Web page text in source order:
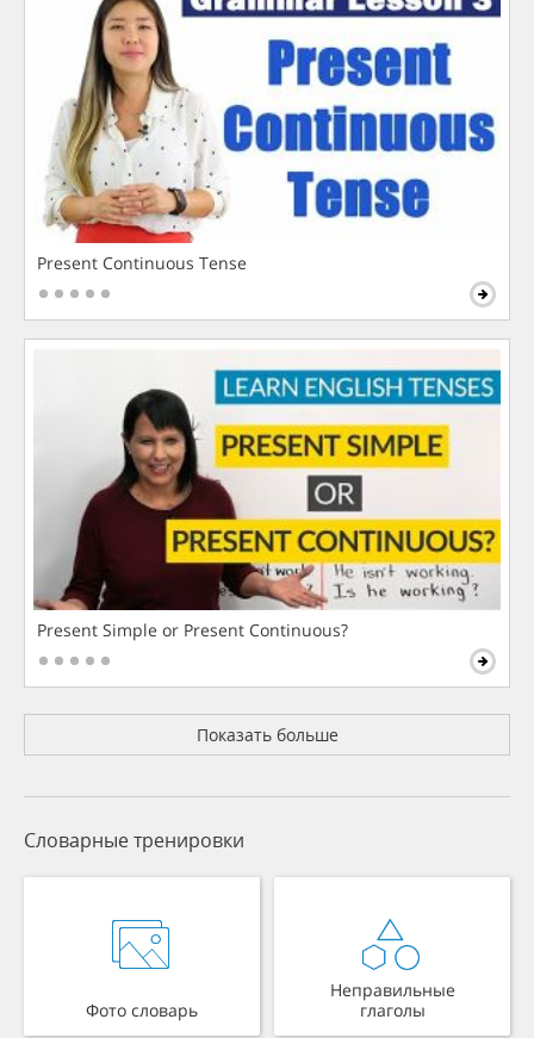
Present Continuous Tense
Present Simple or Present Continuous?
Показать больше
Словарные тренировки
Фото словарь
Неправильные
глаголы